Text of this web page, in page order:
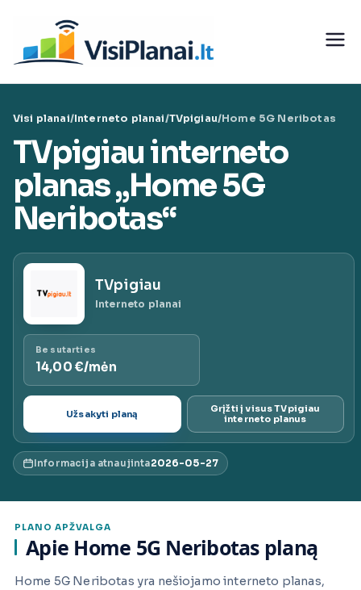
turinio
teleko
munika
cijų
ai.lt
Visi planai/Interneto planai/TVpigiau/Home 5G Neribotas
TVpigiau interneto
planas „Home 5G
Neribotas“
TVpigiau
Interneto planai
Be sutarties
14,00 €/mėn
Užsakyti planą
Grįžti į visus TVpigiau
interneto planus
Informacija atnaujinta2026-05-27
PLANO APŽVALGA
Apie Home 5G Neribotas planą
Home 5G Neribotas yra nešiojamo interneto planas,